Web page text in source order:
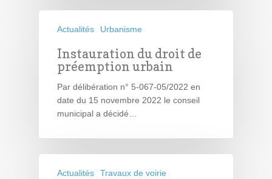
Actualités Urbanisme
Instauration du droit de
préemption urbain
Par délibération n° 5-067-05/2022 en
date du 15 novembre 2022 le conseil
municipal a décidé…
Actualités
Travaux de voirie